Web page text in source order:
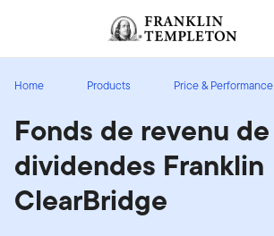
Header menu toggle
Ouverture de session
Home Products Price & Performance
Fonds de revenu de
dividendes Franklin
ClearBridge